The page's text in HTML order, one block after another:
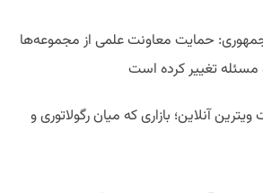
حمایت معاونت علمی از مجموعه‌ها
تغییر کرده است
آنلاین؛ بازاری که میان رگولاتوری و